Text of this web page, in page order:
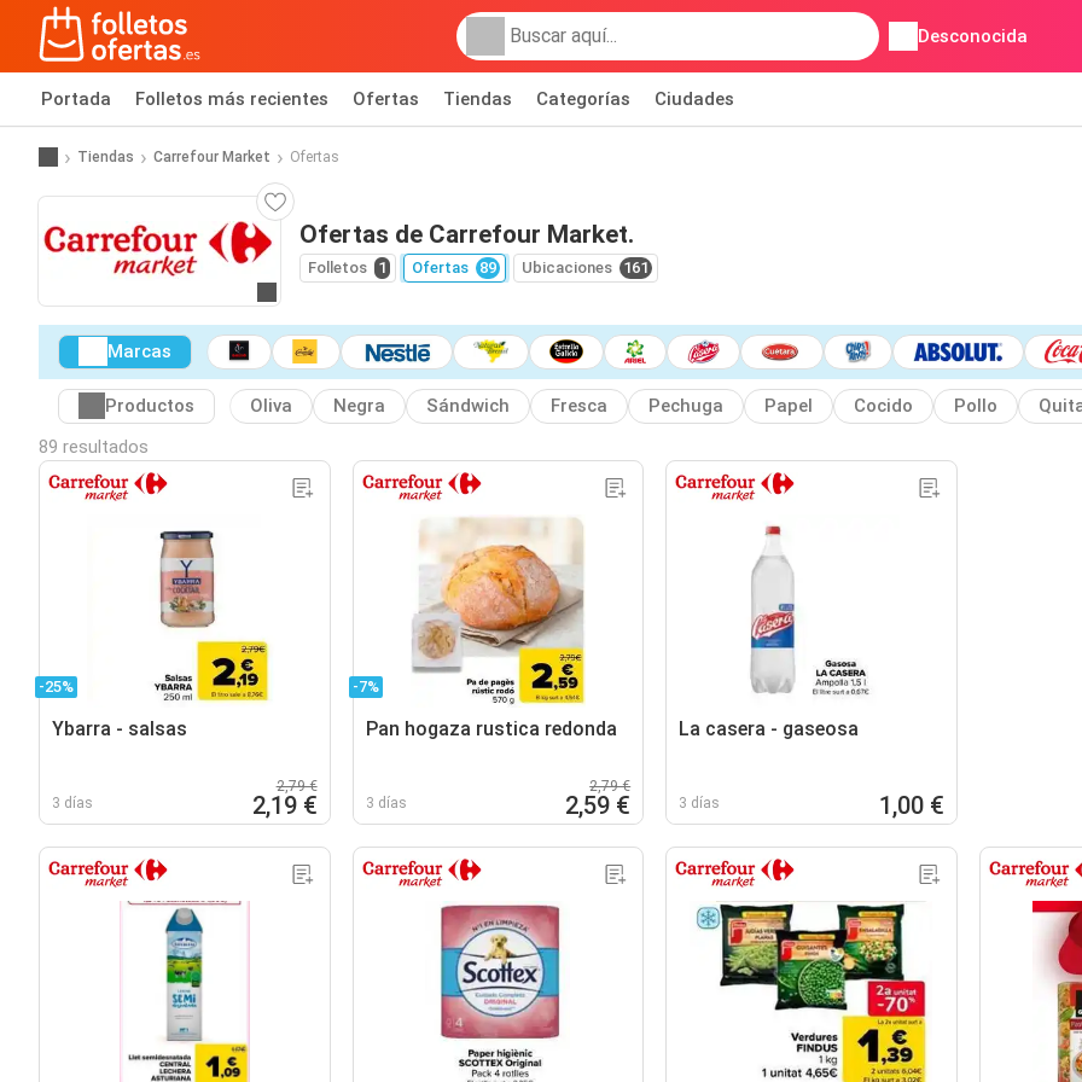
Desconocida
Portada Folletos más recientes Ofertas Tiendas Categorías Ciudades
Tiendas Carrefour Market Ofertas
Ofertas de Carrefour Market.
Folletos 1 Ofertas 89 Ubicaciones 161
Marcas
Productos Oliva Negra Sándwich Fresca Pechuga Papel Cocido Pollo
89 resultados
-25%
Ybarra - salsas
3 días
2,79 €
2,19 €
-7%
Pan hogaza rustica redonda
3 días
2,79 €
2,59 €
La casera - gaseosa
3 días 1,00 €